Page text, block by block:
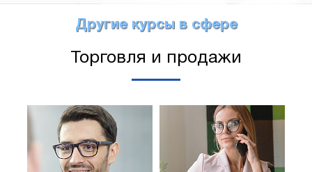
Другие курсы в сфере
Торговля и продажи